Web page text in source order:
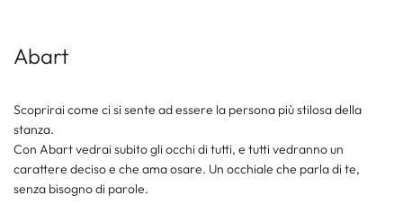
Abart
Scoprirai come ci si sente ad essere la persona più stilosa della
stanza.
Con Abart vedrai subito gli occhi di tutti, e tutti vedranno un
carattere deciso e che ama osare. Un occhiale che parla di te,
senza bisogno di parole.